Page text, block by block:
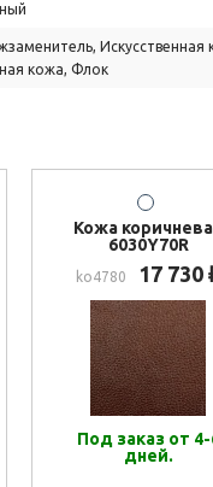
Искусственная
кожа, Флок
Кожа
6030Y70R
ko4780 17 730
Под заказ от 4-
дней.